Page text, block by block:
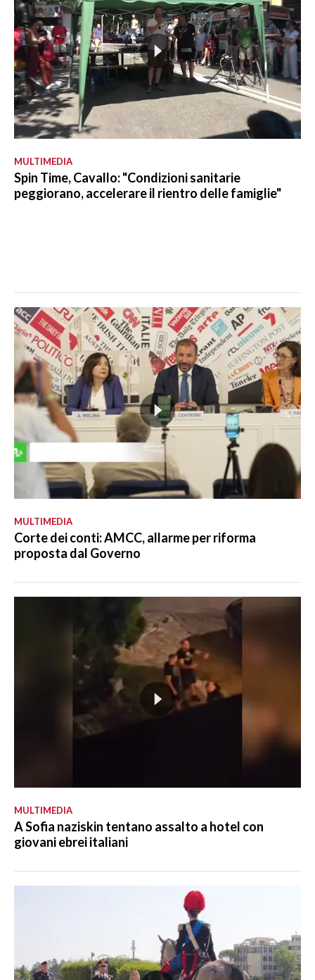
MULTIMEDIA
Spin Time, Cavallo: "Condizioni sanitarie
peggiorano, accelerare il rientro delle famiglie"
MULTIMEDIA
Corte dei conti: AMCC, allarme per riforma
proposta dal Governo
MULTIMEDIA
A Sofia naziskin tentano assalto a hotel con
giovani ebrei italiani